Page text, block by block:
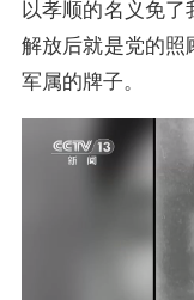
以孝顺的名义免了
解放后就是党的照
军属的牌子。